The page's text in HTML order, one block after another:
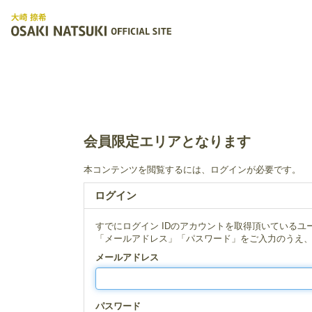
会員限定エリアとなります
本コンテンツを閲覧するには、ログインが必要です。
ログイン
すでにログイン IDのアカウントを取得頂いているユ
「メールアドレス」「パスワード」をご入力のうえ
メールアドレス
パスワード